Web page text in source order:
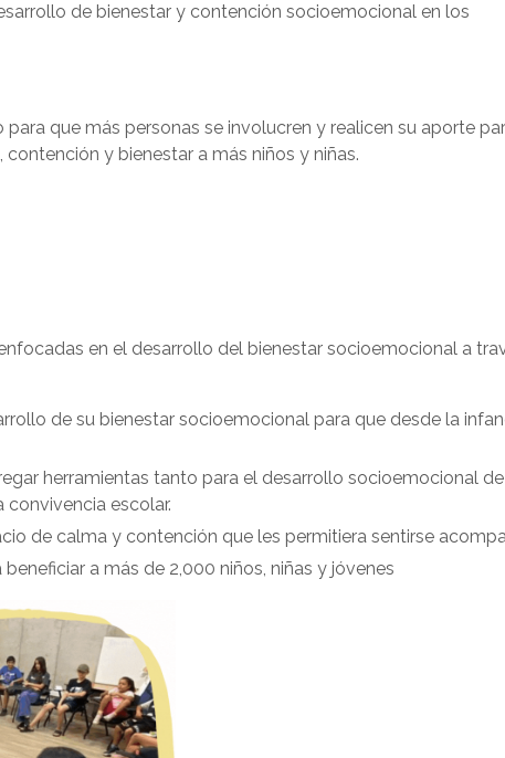
de bienestar y contención socioemocional en los
que más personas se involucren y realicen su aporte
y bienestar a más niños y niñas.
en el desarrollo del bienestar socioemocional a
de su bienestar socioemocional para que desde la
herramientas tanto para el desarrollo socioemocional de
escolar.
de calma y contención que les permitiera sentirse
a más de 2,000 niños, niñas y jóvenes